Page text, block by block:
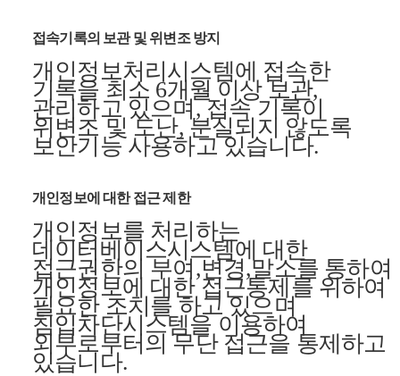
접속기록의 보관 및 위변조 방지
개인정보처리시스템에 접속한
기록을 최소 6개월 이상 보관,
관리하고 있으며, 접속 기록이
위변조 및 도난, 분실되지 않도록
보안기능 사용하고 있습니다.
개인정보에 대한 접근 제한
개인정보를 처리하는
데이터베이스시스템에 대한
접근권한의 부여,변경,말소를 통하여
개인정보에 대한 접근통제를 위하여
필요한 조치를 하고 있으며
침입차단시스템을 이용하여
외부로부터의 무단 접근을 통제하고
있습니다.